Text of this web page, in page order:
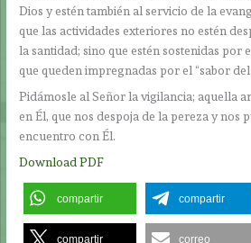
Dios y estén también al servicio de la
que las actividades exteriores no estén
la santidad; sino que estén sostenidas por
que queden impregnadas por el “sabor
Pidámosle al Señor la vigilancia; aquella
en Él, que nos despoja de la pereza y nos
encuentro con Él.
Download PDF
compartir compartir
compartir correo